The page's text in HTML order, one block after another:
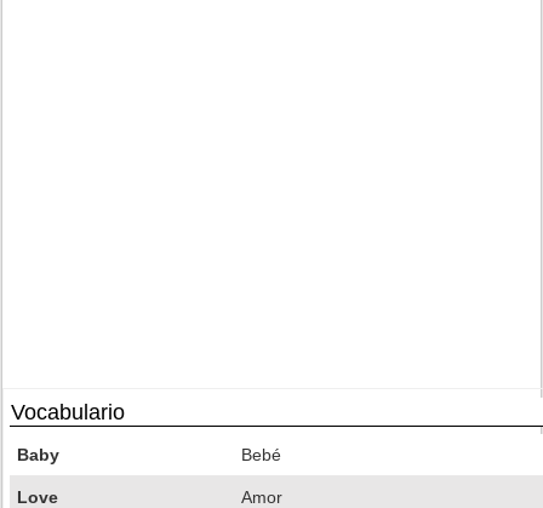
Vocabulario
Baby Bebé
Love Amor